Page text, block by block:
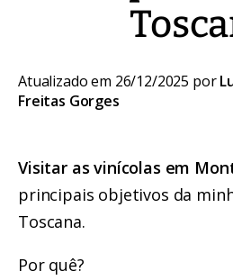
Atualizado em 26/12/2025 por
Freitas Gorges
Visitar as vinícolas em
principais objetivos da
Toscana.
Por quê?